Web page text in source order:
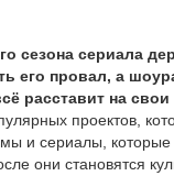
сезона сериала
его провал, а
расставит на свои
проектов,
и сериалы, которые
они становятся